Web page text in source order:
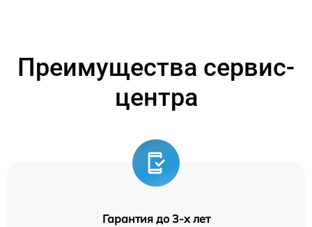
Преимущества сервис-
центра
Гарантия до 3-х лет